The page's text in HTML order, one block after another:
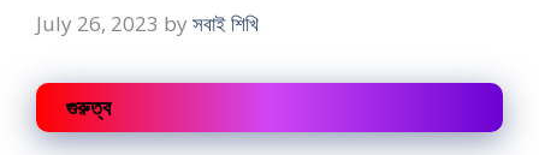
July 26, 2023 by সবাই শিখি
গুরুত্ব